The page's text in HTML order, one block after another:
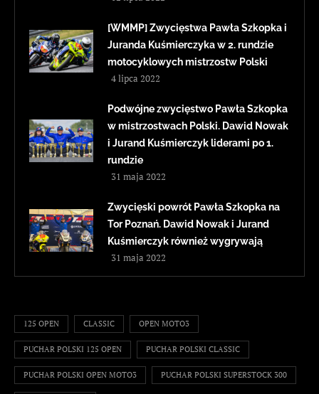
[WMMP] Zwycięstwa Pawła Szkopka i
Juranda Kuśmierczyka w 2. rundzie
motocyklowych mistrzostw Polski
4 lipca 2022
Podwójne zwycięstwo Pawła Szkopka
w mistrzostwach Polski. Dawid Nowak
i Jurand Kuśmierczyk liderami po 1.
rundzie
31 maja 2022
Zwycięski powrót Pawła Szkopka na
Tor Poznań. Dawid Nowak i Jurand
Kuśmierczyk również wygrywają
31 maja 2022
125 OPEN CLASSIC OPEN MOTO3
PUCHAR POLSKI 125 OPEN PUCHAR POLSKI CLASSIC
PUCHAR POLSKI OPEN MOTO3 PUCHAR POLSKI SUPERSTOCK 300